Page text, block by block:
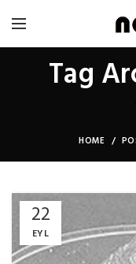
Tag
HOME
22
EYL